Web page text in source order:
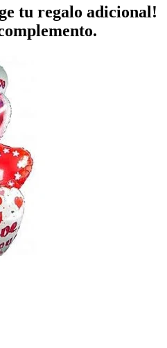
tu regalo adicional!